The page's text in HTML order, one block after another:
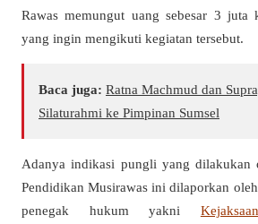
Rawas memungut uang sebesar 3 juta
yang ingin mengikuti kegiatan tersebut.
Baca juga: Ratna Machmud dan
Silaturahmi ke Pimpinan Sumsel
Adanya indikasi pungli yang dilakukan
Pendidikan Musirawas ini dilaporkan
penegak hukum yakni Kejaks